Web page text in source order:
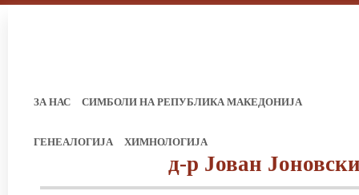
ЗА НАС СИМБОЛИ НА РЕПУБЛИКА МАКЕДОНИЈА
ГЕНЕАЛОГИЈА ХИМНОЛОГИЈА
д-р Јован